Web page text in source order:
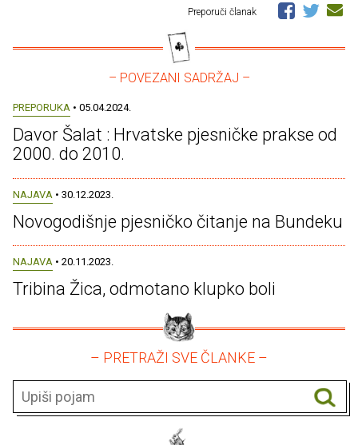
Preporuči članak
– POVEZANI SADRŽAJ –
PREPORUKA • 05.04.2024.
Davor Šalat : Hrvatske pjesničke prakse od
2000. do 2010.
NAJAVA • 30.12.2023.
Novogodišnje pjesničko čitanje na Bundeku
NAJAVA • 20.11.2023.
Tribina Žica, odmotano klupko boli
– PRETRAŽI SVE ČLANKE –